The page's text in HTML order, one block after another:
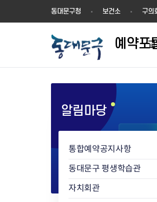
동대문구청 보건소 구의
예약포교
알림마당
통합예약공지사항
동대문구 평생학습관
자치회관